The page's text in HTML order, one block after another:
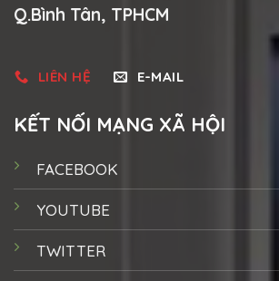
Q.Bình Tân, TPHCM
LIÊN HỆ E-MAIL
KẾT NỐI MẠNG XÃ HỘI
FACEBOOK
YOUTUBE
TWITTER